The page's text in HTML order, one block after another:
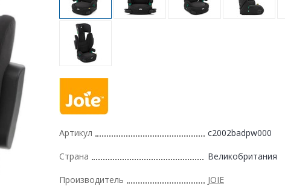
Артикул c2002badpw000
Страна Великобритания
Производитель JOIE